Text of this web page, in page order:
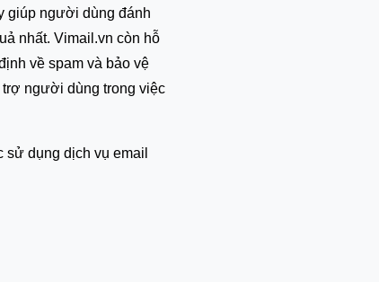
giúp người dùng đánh
nhất. Vimail.vn còn hỗ
về spam và bảo vệ
người dùng trong việc
dụng dịch vụ email